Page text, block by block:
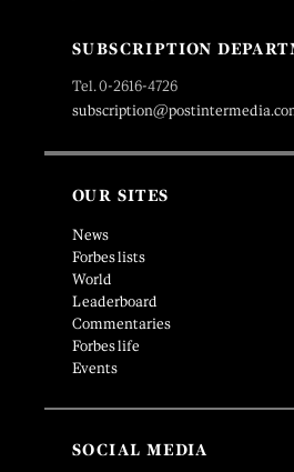
SUBSCRIPTION
Tel. 0-2616-4726
OUR SITES
News
Forbes lists
World
Leaderboard
Commentaries
Forbes life
Events
SOCIAL MEDIA